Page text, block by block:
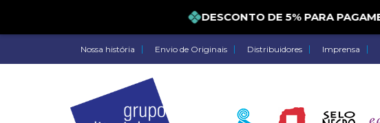
DESCONTO DE 5% PARA
Nossa história Envio de Originais Distribuidores Imprensa